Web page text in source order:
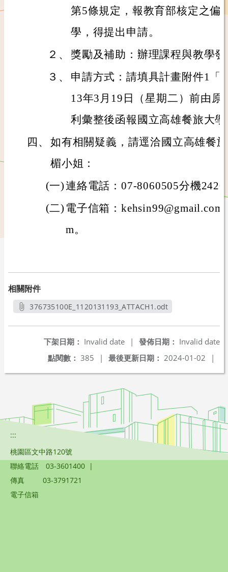
第5條規定，報教育部核定之偏
學，得提出申請。
２、
獎勵及補助：辦理課程與教學
３、
申請方式：請填具計畫附件1「
13年3月19日（星期二）前由
利彙整後函報國立高雄餐旅大
四、 如有相關疑義，請逕洽國立高雄餐
楣小姐：
(一)連絡電話：07-8060505分機
(二) 電子信箱：
m。
相關附件
376735100E_1120131193_ATTACH1.odt
發佈日期： Invalid date
下架日期： Invalid date
|
最後更新日期： 2024-01-02 |
點閱數： 385 |
:::
桃園區文中路120號
聯絡電話
03-3601400 |
傳真
03-3791721
電子信箱